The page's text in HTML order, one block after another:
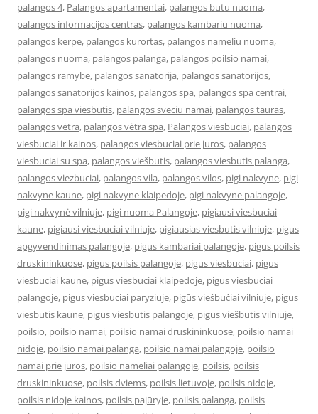
palangos 4, Palangos apartamentai, palangos butu nuoma,
palangos informacijos centras, palangos kambariu nuoma,
palangos kerpe, palangos kurortas, palangos nameliu nuoma,
palangos nuoma, palangos palanga, palangos poilsio namai,
palangos ramybe, palangos sanatorija, palangos sanatorijos,
palangos sanatorijos kainos, palangos spa, palangos spa centrai,
palangos spa viesbutis, palangos sveciu namai, palangos tauras,
palangos vėtra, palangos vėtra spa, Palangos viesbuciai, palangos
viesbuciai ir kainos, palangos viesbuciai prie juros, palangos
viesbuciai su spa, palangos viešbutis, palangos viesbutis palanga,
palangos viezbuciai, palangos vila, palangos vilos, pigi nakvyne, pigi
nakvyne kaune, pigi nakvyne klaipedoje, pigi nakvyne palangoje,
pigi nakvynė vilniuje, pigi nuoma Palangoje, pigiausi viesbuciai
kaune, pigiausi viesbuciai vilniuje, pigiausias viesbutis vilniuje, pigus
apgyvendinimas palangoje, pigus kambariai palangoje, pigus poilsis
druskininkuose, pigus poilsis palangoje, pigus viesbuciai, pigus
viesbuciai kaune, pigus viesbuciai klaipedoje, pigus viesbuciai
palangoje, pigus viesbuciai paryziuje, pigūs viešbučiai vilniuje, pigus
viesbutis kaune, pigus viesbutis palangoje, pigus viešbutis vilniuje,
poilsio, poilsio namai, poilsio namai druskininkuose, poilsio namai
nidoje, poilsio namai palanga, poilsio namai palangoje, poilsio
namai prie juros, poilsio nameliai palangoje, poilsis, poilsis
druskininkuose, poilsis dviems, poilsis lietuvoje, poilsis nidoje,
poilsis nidoje kainos, poilsis pajūryje, poilsis palanga, poilsis